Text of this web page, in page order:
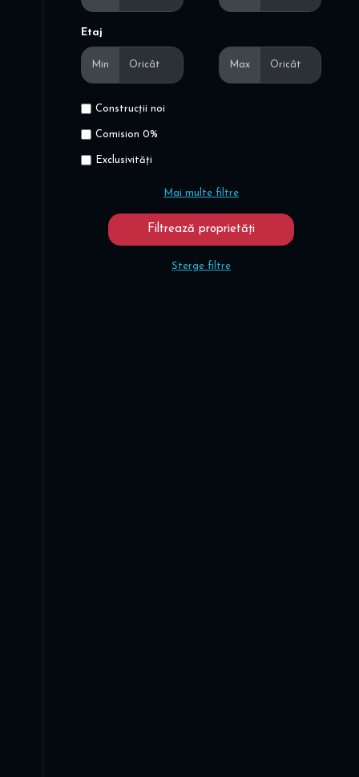
Etaj
Min Max
Construcții noi
Comision 0%
Exclusivități
Mai multe filtre
Șterge filtre